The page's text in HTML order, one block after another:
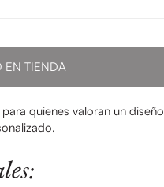
EN TIENDA
quienes valoran un